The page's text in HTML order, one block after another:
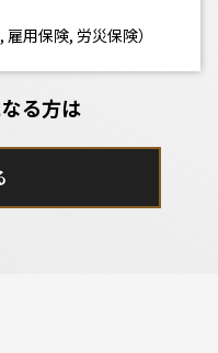
用保険, 労災保険）
る方は